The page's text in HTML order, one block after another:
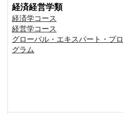
経済経営学類
経済学コース
経営学コース
グローバル・エキスパート・プロ
グラム